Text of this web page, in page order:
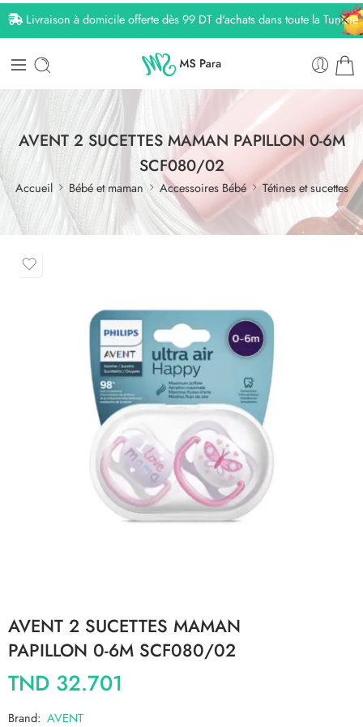
Livraison à domicile offerte dès 99 DT d'achats dans toute la Tunisie
AVENT 2 SUCETTES MAMAN PAPILLON 0-6M
SCF080/02
Accueil Bébé et maman Accessoires Bébé Tétines et sucettes
AVENT 2 SUCETTES MAMAN
PAPILLON 0-6M SCF080/02
TND 32.701
Brand: AVENT